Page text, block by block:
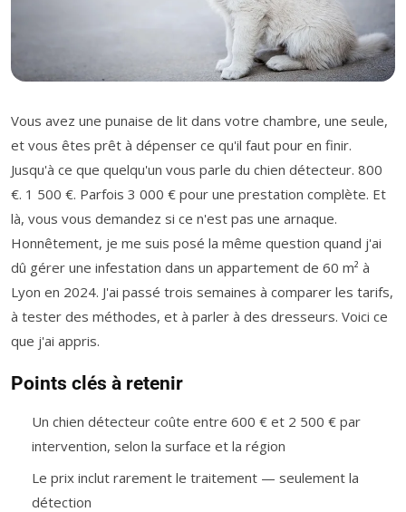
Vous avez une punaise de lit dans votre chambre, une seule,
et vous êtes prêt à dépenser ce qu'il faut pour en finir.
Jusqu'à ce que quelqu'un vous parle du chien détecteur. 800
€. 1 500 €. Parfois 3 000 € pour une prestation complète. Et
là, vous vous demandez si ce n'est pas une arnaque.
Honnêtement, je me suis posé la même question quand j'ai
dû gérer une infestation dans un appartement de 60 m² à
Lyon en 2024. J'ai passé trois semaines à comparer les tarifs,
à tester des méthodes, et à parler à des dresseurs. Voici ce
que j'ai appris.
Points clés à retenir
Un chien détecteur coûte entre 600 € et 2 500 € par
intervention, selon la surface et la région
Le prix inclut rarement le traitement — seulement la
détection